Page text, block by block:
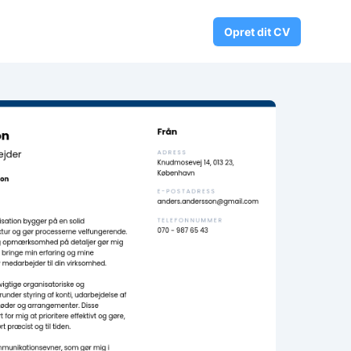
Fritidsinteresser
Opret dit CV